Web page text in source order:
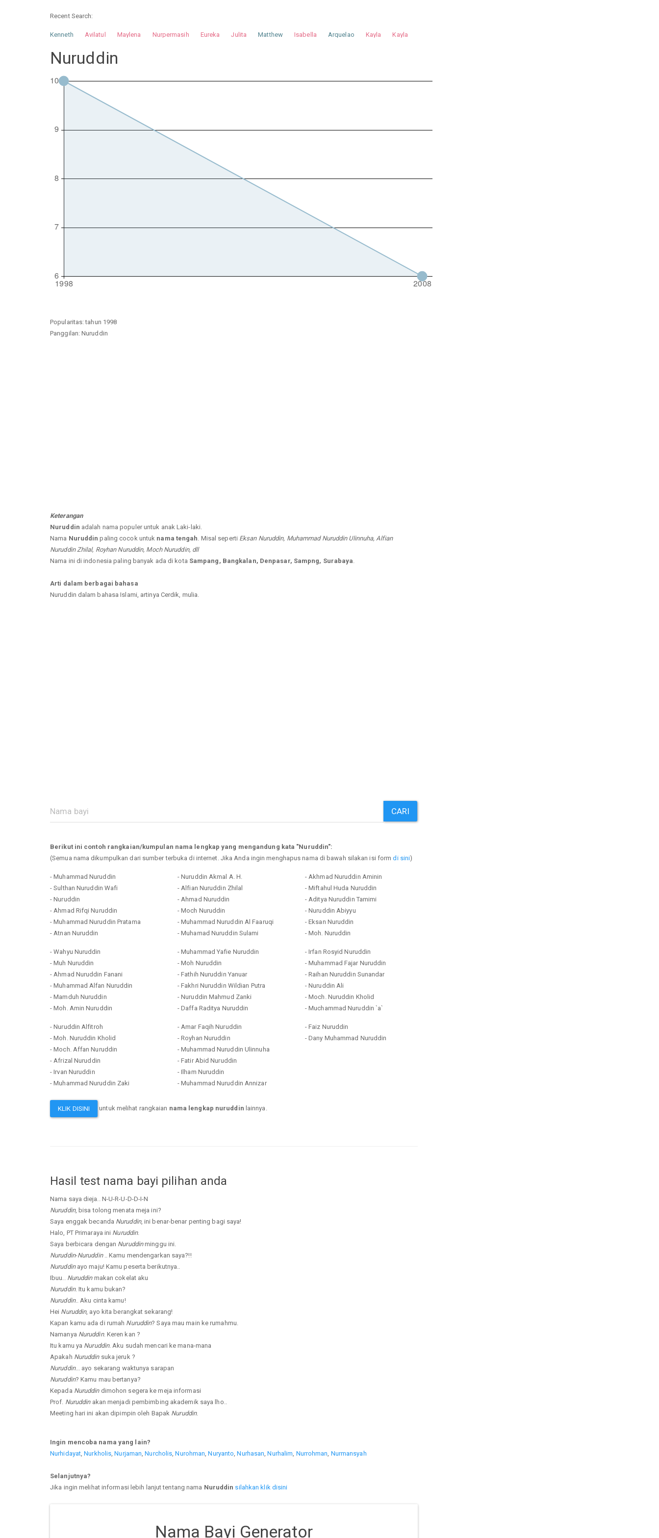
Recent Search:
Kenneth Avilatul Maylena Nurpermasih Eureka Julita Matthew Isabella Arquelao Kayla
Kayla
Nuruddin
Popularitas: tahun 1998
Panggilan: Nuruddin
Keterangan
Nuruddin adalah nama populer untuk anak Laki-laki.
Nama Nuruddin paling cocok untuk nama tengah . Misal seperti Eksan Nuruddin, Muhammad Nuruddin Ulinnuha, Alfian
Nuruddin Zhilal, Royhan Nuruddin, Moch Nuruddin, dll
Nama ini di indonesia paling banyak ada di kota Sampang, Bangkalan, Denpasar, Sampng, Surabaya
Arti dalam berbagai bahasa
Nuruddin dalam bahasa Islami, artinya Cerdik, mulia.
CARI
Berikut ini contoh rangkaian/kumpulan nama lengkap yang mengandung kata "Nuruddin":
(Semua nama dikumpulkan dari sumber terbuka di internet. Jika Anda ingin menghapus nama di bawah silakan isi formdi sini)
- Muhammad Nuruddin
- Sulthan Nuruddin Wafi
- Nuruddin
- Ahmad Rifqi Nuruddin
- Muhammad Nuruddin Pratama
- Atnan Nuruddin
- Nuruddin Akmal A. H.
- Alfian Nuruddin Zhilal
- Ahmad Nuruddin
- Moch Nuruddin
- Muhammad Nuruddin Al Faaruqi
- Muhamad Nuruddin Sulami
- Akhmad Nuruddin Aminin
- Miftahul Huda Nuruddin
- Aditya Nuruddin Tamimi
- Nuruddin Abiyyu
- Eksan Nuruddin
- Moh. Nuruddin
- Wahyu Nuruddin
- Muh Nuruddin
- Ahmad Nuruddin Fanani
- Muhammad Alfan Nuruddin
- Mamduh Nuruddin
- Moh. Amin Nuruddin
- Muhammad Yafie Nuruddin
- Moh Nuruddin
- Fathih Nuruddin Yanuar
- Fakhri Nuruddin Wildian Putra
- Nuruddin Mahmud Zanki
- Daffa Raditya Nuruddin
- Irfan Rosyid Nuruddin
- Muhammad Fajar Nuruddin
- Raihan Nuruddin Sunandar
- Nuruddin Ali
- Moch. Nuruddin Kholid
- Muchammad Nuruddin `a`
- Nuruddin Alfitroh
- Moh. Nuruddin Kholid
- Moch. Affan Nuruddin
- Afrizal Nuruddin
- Irvan Nuruddin
- Muhammad Nuruddin Zaki
- Amar Faqih Nuruddin
- Royhan Nuruddin
- Muhammad Nuruddin Ulinnuha
- Fatir Abid Nuruddin
- Ilham Nuruddin
- Muhammad Nuruddin Annizar
- Faiz Nuruddin
- Dany Muhammad Nuruddin
KLIK DISINI untuk melihat rangkaian nama lengkap nuruddin lainnya.
Hasil test nama bayi pilihan anda
Nama saya dieja.. N-U-R-U-D-D-I-N
Nuruddin, bisa tolong menata meja ini?
Saya enggak becanda Nuruddin, ini benar-benar penting bagi saya!
Halo, PT Primaraya ini Nuruddin.
Saya berbicara dengan Nuruddinminggu ini.
Nuruddin-Nuruddin.. Kamu mendengarkan saya?!!
Nuruddinayo maju! Kamu peserta berikutnya..
Ibuu.. Nuruddinmakan cokelat aku
Nuruddin. Itu kamu bukan?
Nuruddin.. Aku cinta kamu!
Hei Nuruddin, ayo kita berangkat sekarang!
Kapan kamu ada di rumah Nuruddin? Saya mau main ke rumahmu.
Namanya Nuruddin. Keren kan ?
Itu kamu ya Nuruddin. Aku sudah mencari ke mana-mana
Apakah Nuruddinsuka jeruk ?
Nuruddin... ayo sekarang waktunya sarapan
Nuruddin? Kamu mau bertanya?
Kepada Nuruddindimohon segera ke meja informasi
Prof. Nuruddinakan menjadi pembimbing akademik saya lho..
Meeting hari ini akan dipimpin oleh Bapak Nuruddin.
Ingin mencoba nama yang lain?
Nurhidayat ,Nurkholis ,Nurjaman ,Nurcholis ,Nurohman ,Nuryanto ,Nurhasan ,Nurhalim Nurrohman Nurmansyah
Selanjutnya?
Jika ingin melihat informasi lebih lanjut tentang nama Nuruddin silahkan klik disini
Nama Bayi Generator